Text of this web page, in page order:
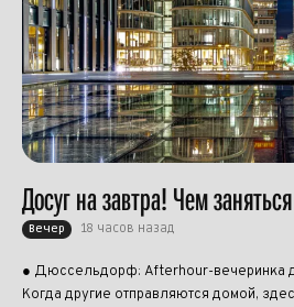
Досуг на завтра! Чем
Вечер 18 часов назад
● Дюссельдорф: Afterhour-вечеринка
Когда другие отправляются домой,